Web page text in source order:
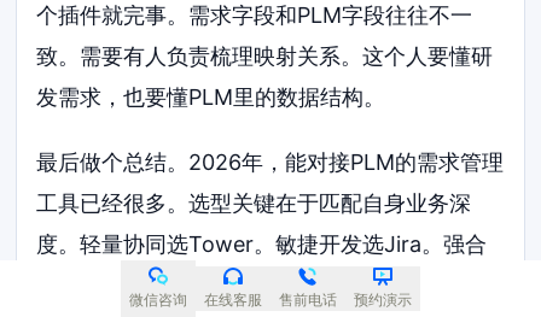
个插件就完事。需求字段和PLM字段往往不一
致。需要有人负责梳理映射关系。这个人要懂研
发需求，也要懂PLM里的数据结构。
最后做个总结。2026年，能对接PLM的需求管理
工具已经很多。选型关键在于匹配自身业务深
度。轻量协同选Tower。敏捷开发选Jira。强合
规强追溯选Helix ALM或Visure。大型系统工程
微信咨询 在线客服 售前电话 预约演示